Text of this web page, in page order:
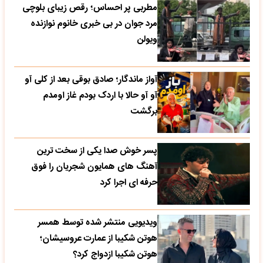
مطربی پر احساس؛ رقص زیبای بلوچی
مرد جوان در بی خبری خانوم نوازنده
ویولن
آواز ماندگار؛ صادق بوقی بعد از کلی آو
آو آو حالا با اردک بودم غاز اومدم
برگشت
پسر خوش صدا یکی از سخت ترین
آهنگ های همایون شجریان را فوق
حرفه ای اجرا کرد
ویدیویی منتشر شده توسط همسر
هوتن شکیبا از عمارت عروسیشان؛
هوتن شکیبا ازدواج کرد؟